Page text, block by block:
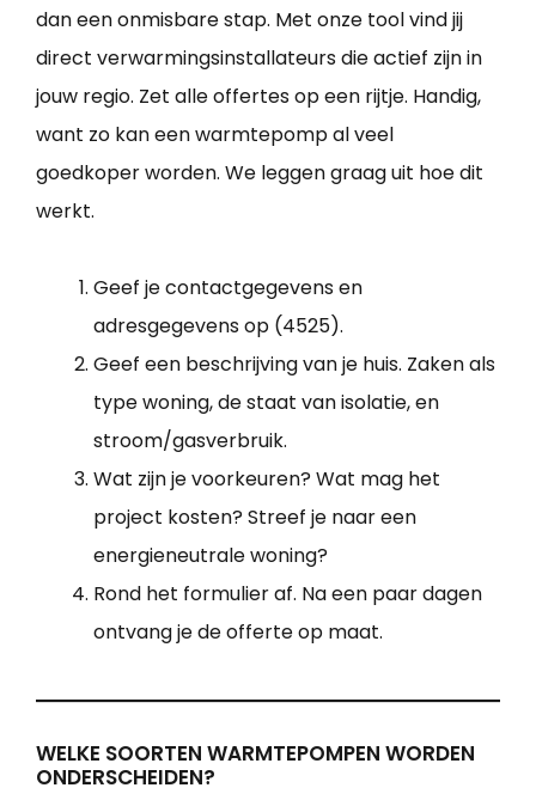
dan een onmisbare stap. Met onze tool vind jij
direct verwarmingsinstallateurs die actief zijn in
jouw regio. Zet alle offertes op een rijtje. Handig,
want zo kan een warmtepomp al veel
goedkoper worden. We leggen graag uit hoe dit
werkt.
Geef je contactgegevens en
adresgegevens op (4525).
Geef een beschrijving van je huis. Zaken als
type woning, de staat van isolatie, en
stroom/gasverbruik.
Wat zijn je voorkeuren? Wat mag het
project kosten? Streef je naar een
energieneutrale woning?
Rond het formulier af. Na een paar dagen
ontvang je de offerte op maat.
WELKE SOORTEN WARMTEPOMPEN WORDEN
ONDERSCHEIDEN?